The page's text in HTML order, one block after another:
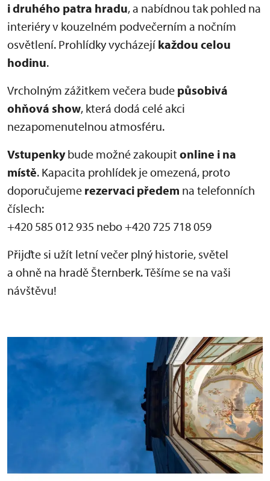
i druhého patra hradu, a nabídnou tak pohled na
interiéry v kouzelném podvečerním a nočním
osvětlení. Prohlídky vycházejí každou celou
hodinu.
Vrcholným zážitkem večera bude působivá
ohňová show, která dodá celé akci
nezapomenutelnou atmosféru.
Vstupenkybude možné zakoupit online i na
místě. Kapacita prohlídek je omezená, proto
doporučujeme rezervaci předem na telefonních
číslech:
+420 585 012 935 nebo +420 725 718 059
Přijďte si užít letní večer plný historie, světel
a ohně na hradě Šternberk. Těšíme se na vaši
návštěvu!